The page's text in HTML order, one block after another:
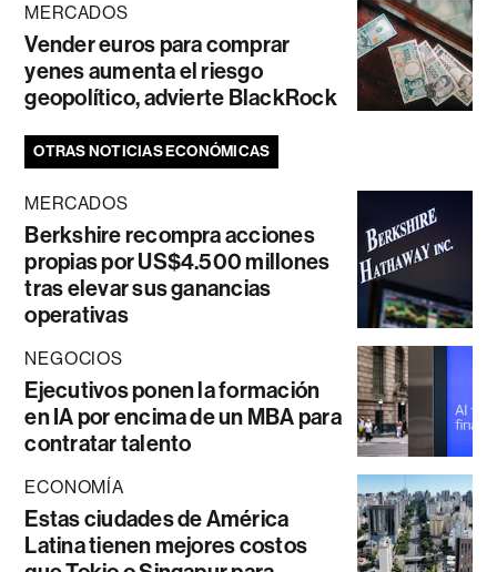
MERCADOS
Vender euros para comprar
yenes aumenta el riesgo
geopolítico, advierte BlackRock
OTRAS NOTICIAS ECONÓMICAS
MERCADOS
Berkshire recompra acciones
propias por US$4.500 millones
tras elevar sus ganancias
operativas
NEGOCIOS
Ejecutivos ponen la formación
en IA por encima de un MBA para
contratar talento
ECONOMÍA
Estas ciudades de América
Latina tienen mejores costos